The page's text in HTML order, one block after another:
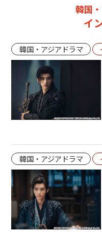
韓国
イ
韓国・アジアドラマ
韓国・アジアドラマ